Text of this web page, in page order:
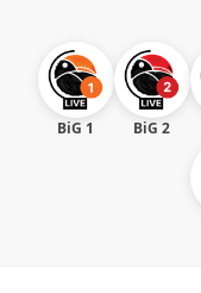
BiG 1 BiG 2